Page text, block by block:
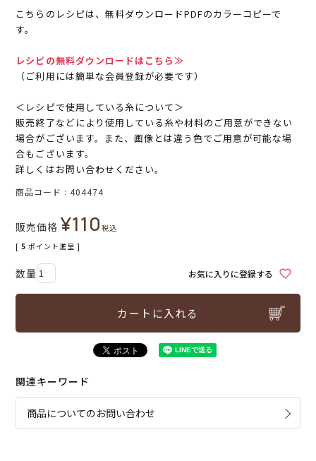
こちらのレシピは、無料ダウンロードPDFのカラーコピーで
す。
レシピの無料ダウンロードはこちら≫
（ご利用には簡単な会員登録が必要です）
＜レシピで使用している糸について＞
販売終了などにより使用している糸や材料のご用意ができない
場合がございます。また、画像とは違う色でご用意が可能な場
合もございます。
詳しくはお問い合わせください。
商品コード 404474
販売価格 ¥110税込
[ 5 ポイント進呈 ]
お気に入りに登録する
カートに入れる
関連キーワード
商品についてのお問い合わせ